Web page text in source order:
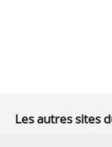
Les autres sites